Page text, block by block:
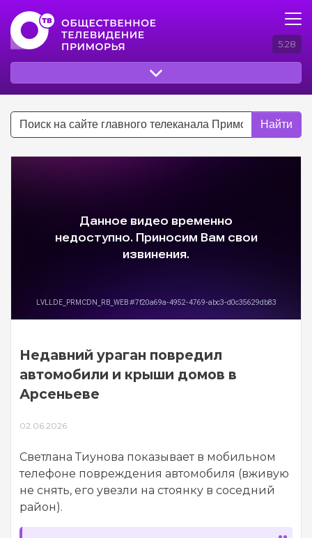
5:28
Найти
Недавний ураган повредил
автомобили и крыши домов в
Арсеньеве
02.06.2026
Светлана Тиунова показывает в мобильном
телефоне повреждения автомобиля (вживую
не снять, его увезли на стоянку в соседний
район).